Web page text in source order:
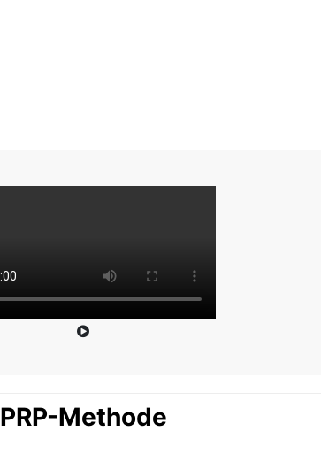
PRP-Methode